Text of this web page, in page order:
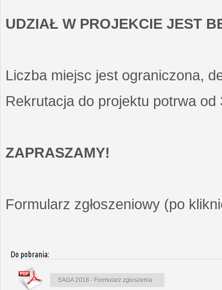
UDZIAŁ W PROJEKCIE JEST
Liczba miejsc jest ograniczona,
Rekrutacja do projektu potrwa
ZAPRASZAMY!
Formularz zgłoszeniowy (po
Do pobrania:
SAGA 2018 - Formularz zgłoszenia